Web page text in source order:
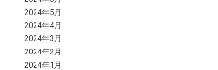
2024年5月
2024年4月
2024年3月
2024年2月
2024年1月